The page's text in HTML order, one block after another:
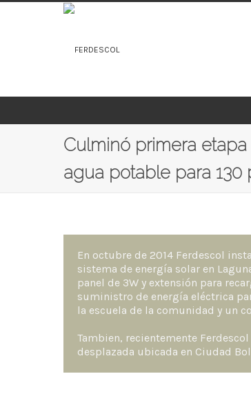
Culminó primera
agua potable para 130
En octubre de 2014 Ferdescol
sistema de energía solar en
panel de 3W y extensión para
suministro de energía eléctrica
la escuela de la comunidad y un
Tambien, recientemente
desplazada ubicada en Ciudad